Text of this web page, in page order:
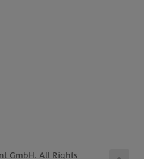
GmbH. All Rights